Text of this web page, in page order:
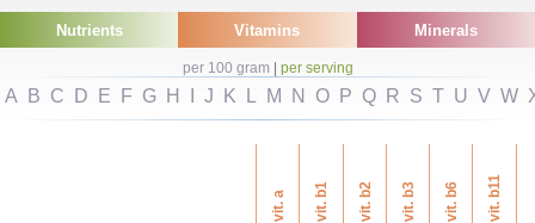
Nutrients Vitamins Minerals
per 100 gram per serving
A B C D E F G H J K L M N O P Q R S T U V W
vit. a vit. b1 vit. b2 vit. b3 vit. b6 vit. b11